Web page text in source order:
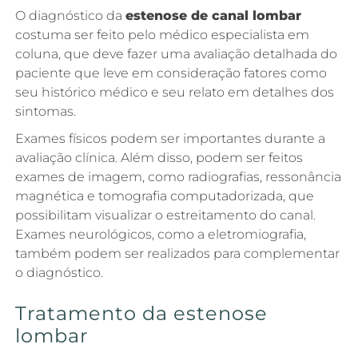
O diagnóstico daestenose de canal lombar
costuma ser feito pelo médico especialista em
coluna, que deve fazer uma avaliação detalhada do
paciente que leve em consideração fatores como
seu histórico médico e seu relato em detalhes dos
sintomas.
Exames físicos podem ser importantes durante a
avaliação clínica. Além disso, podem ser feitos
exames de imagem, como radiografias, ressonância
magnética e tomografia computadorizada, que
possibilitam visualizar o estreitamento do canal.
Exames neurológicos, como a eletromiografia,
também podem ser realizados para complementar
o diagnóstico.
Tratamento da estenose
lombar